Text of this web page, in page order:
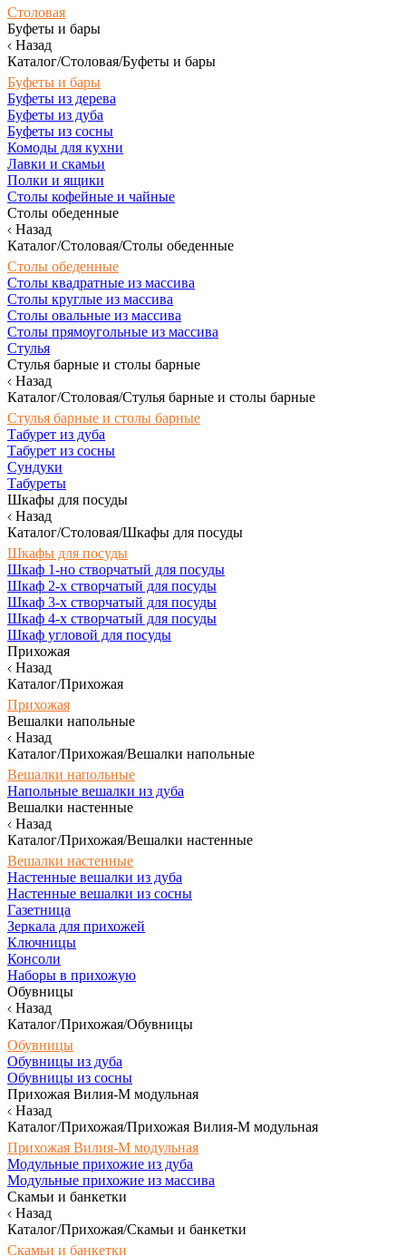
Столовая
Буфеты и бары
Назад
Каталог/Столовая/Буфеты и бары
Буфеты и бары
Буфеты из дерева
Буфеты из дуба
Буфеты из сосны
Комоды для кухни
Лавки и скамьи
Полки и ящики
Столы кофейные и чайные
Столы обеденные
Назад
Каталог/Столовая/Столы обеденные
Столы обеденные
Столы квадратные из массива
Столы круглые из массива
Столы овальные из массива
Столы прямоугольные из массива
Стулья
Стулья барные и столы барные
Назад
Каталог/Столовая/Стулья барные и столы барные
Стулья барные и столы барные
Табурет из дуба
Табурет из сосны
Сундуки
Табуреты
Шкафы для посуды
Назад
Каталог/Столовая/Шкафы для посуды
Шкафы для посуды
Шкаф 1-но створчатый для посуды
Шкаф 2-х створчатый для посуды
Шкаф 3-х створчатый для посуды
Шкаф 4-х створчатый для посуды
Шкаф угловой для посуды
Прихожая
Назад
Каталог/Прихожая
Прихожая
Вешалки напольные
Назад
Каталог/Прихожая/Вешалки напольные
Вешалки напольные
Напольные вешалки из дуба
Вешалки настенные
Назад
Каталог/Прихожая/Вешалки настенные
Вешалки настенные
Настенные вешалки из дуба
Настенные вешалки из сосны
Газетница
Зеркала для прихожей
Ключницы
Консоли
Наборы в прихожую
Обувницы
Назад
Каталог/Прихожая/Обувницы
Обувницы
Обувницы из дуба
Обувницы из сосны
Прихожая Вилия-М модульная
Назад
Каталог/Прихожая/Прихожая Вилия-М модульная
Прихожая Вилия-М модульная
Модульные прихожие из дуба
Модульные прихожие из массива
Скамьи и банкетки
Назад
Каталог/Прихожая/Скамьи и банкетки
Скамьи и банкетки